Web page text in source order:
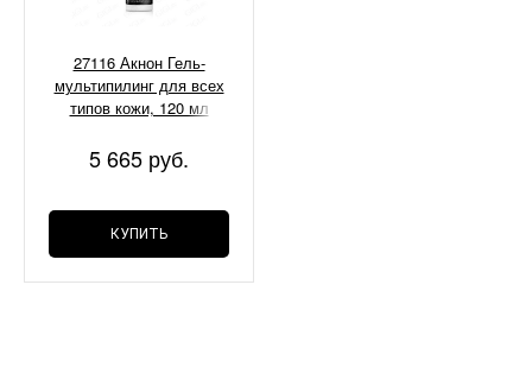
27116 Акнон Гель-
мультипилинг для всех
типов кожи, 120 мл
5 665 руб.
КУПИТЬ